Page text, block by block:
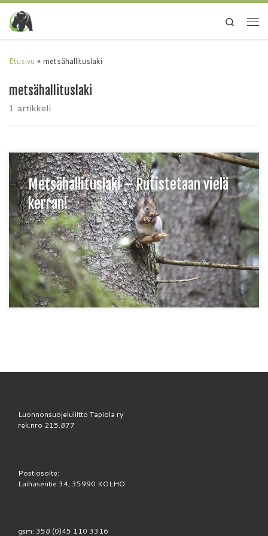
Search
Etusivu » metsähallituslaki
metsähallituslaki
1 artikkeli
Metsähallituslaki – Rutistetaan vielä
kerran!
Luonnonsuojeluliitto Tapiola ry
rek.nro 215.877
Postiosoite:
Laihasentie 34, 35990 KOLHO
gsm: 358 (0)45 110 3316